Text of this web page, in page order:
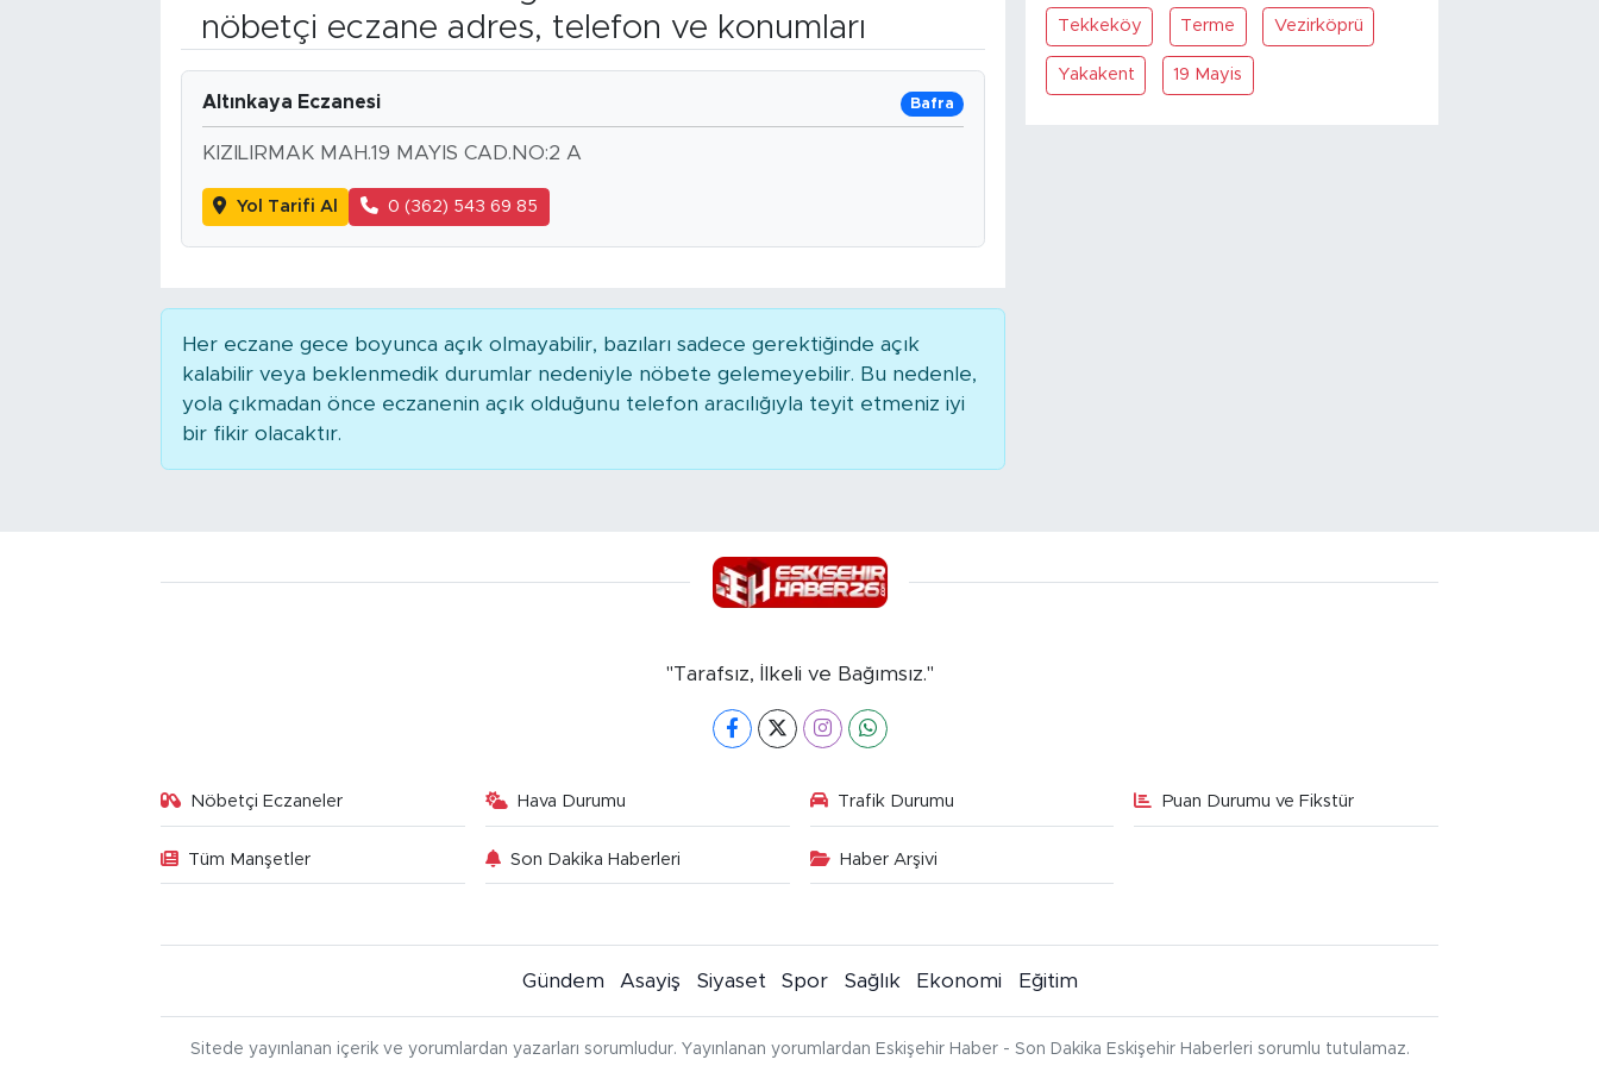
nöbetçi eczane adres, telefon ve konumları
Altınkaya Eczanesi Bafra
KIZILIRMAK MAH.19 MAYIS CAD.NO:2 A
Yol Tarifi Al 0 (362) 543 69 85
Her eczane gece boyunca açık olmayabilir, bazıları sadece gerektiğinde açık
kalabilir veya beklenmedik durumlar nedeniyle nöbete gelemeyebilir. Bu nedenle,
yola çıkmadan önce eczanenin açık olduğunu telefon aracılığıyla teyit etmeniz iyi
bir fikir olacaktır.
Tekkeköy Terme Vezirköprü
Yakakent 19 Mayis
"Tarafsız, İlkeli ve Bağımsız."
Nöbetçi Eczaneler Hava Durumu Trafik Durumu Puan Durumu ve Fikstür
Tüm Manşetler Son Dakika Haberleri Haber Arşivi
Gündem Asayiş Siyaset Spor Sağlık Ekonomi Eğitim
Sitede yayınlanan içerik ve yorumlardan yazarları sorumludur. Yayınlanan yorumlardan Eskişehir Haber - Son Dakika Eskişehir Haberleri sorumlu tutulamaz.